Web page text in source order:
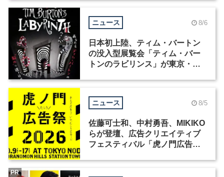
ニュース 8/6
日本初上陸、ティム・バートン
の没入型展覧会「ティム・バー
トンのラビリンス」が東京・豊
ニュース 8/5
佐藤可士和、中村勇吾、MIKIKO
らが登壇、広告クリエイティブ
フェスティバル「虎ノ門広告
PR